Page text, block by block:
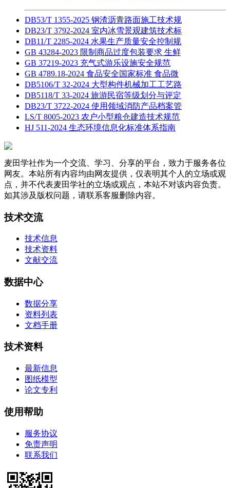
DB53/T 1355-2025 钢渣沥青路面施工技术规
DB23/T 3792-2024 室内冰雪景观建筑技术标
DB11/T 2285-2024 水果生产质量安全控制规
GB 43284-2023 限制商品过度包装要求 生鲜
GB 37219-2023 充气式游乐设施安全规范
GB 4789.18-2024 食品安全国家标准 食品微
DB5106/T 32-2024 大型构件机械加工工艺路
DB5118/T 33-2024 旅游民宿等级划分与评定
DB23/T 3722-2024 使用领域消防产品档案管
LS/T 8005-2023 农户小型粮仓建造技术规范
HJ 511-2024 生态环境信息化标准体系指南
麦田学社作为一个交流、学习、分享的平台，致力于服务各位
网友。本站所有内容均由网友提供，仅表明其个人的立场或观
点，并不代表麦田学社的立场或观点，本站不对该内容负责。
如其涉及版权问题，请联系客服删除内容。
技术交流
技术信息
技术资料
文献交流
数据中心
数据分享
资料列表
文档手册
技术资料
最新信息
图纸模型
论文专利
使用帮助
服务协议
免责声明
联系我们